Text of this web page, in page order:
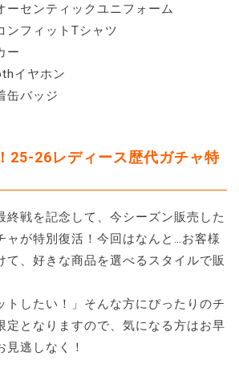
ーセンティックユニフォーム
ンフィットTシャツ
ー
イヤホン
缶バッジ
25-26レディース歴代ガチャ特
終戦を記念して、今シーズン販売した
ャが特別復活！今回はなんと…お客様
て、好きな商品を選べるスタイルで販
トしたい！」そんな方にぴったりのチ
定となりますので、気になる方はお早
逃しなく！